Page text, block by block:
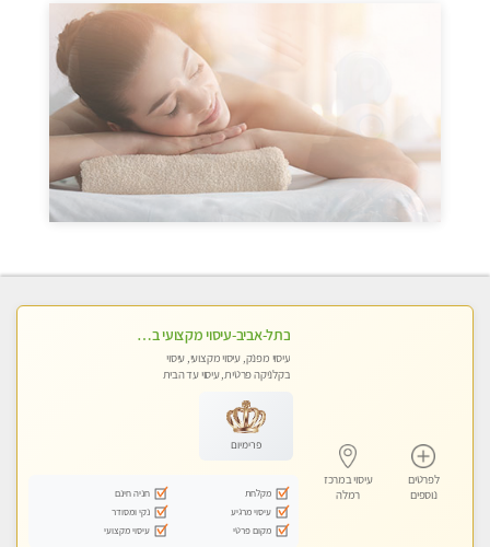
לפרטים
נוספים
עיסוי במרכז
רמלה
בתל-אביב-עיסוי מקצועי ברמה אחת מעל הכולל אבנים חמות רקמות עמוק בשילוב של כל סוגי העיסוי.
עיסוי מפנק, עיסוי מקצועי, עיסוי
בקלניקה פרטית, עיסוי עד הבית
פרימיום
מקלחת
חניה חינם
עיסוי מרגיע
נקי ומסודר
מקום פרטי
עיסוי מקצועי